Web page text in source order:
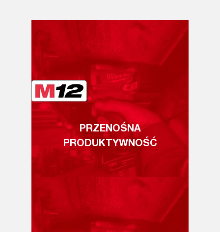
PRZENOŚNA
PRODUKTYWNOŚĆ